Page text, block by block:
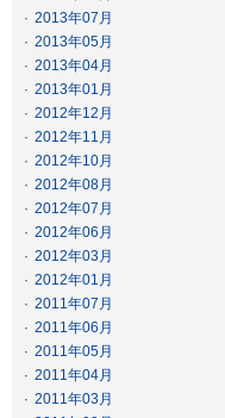
· 2013年07月
· 2013年05月
· 2013年04月
· 2013年01月
· 2012年12月
· 2012年11月
· 2012年10月
· 2012年08月
· 2012年07月
· 2012年06月
· 2012年03月
· 2012年01月
· 2011年07月
· 2011年06月
· 2011年05月
· 2011年04月
· 2011年03月